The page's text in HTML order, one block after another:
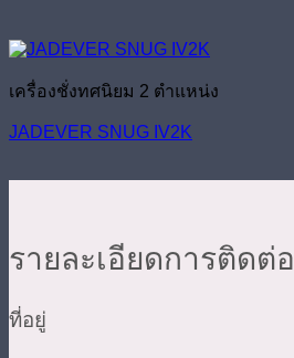
เครื่องชั่งทศนิยม 2 ตำแหน่ง
JADEVER SNUG IV2K
รายละเอียดการติดต่อ
ที่อยู่